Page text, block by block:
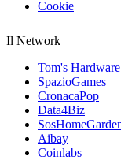
Cookie
Il Network
Tom's Hardware
SpazioGames
CronacaPop
Data4Biz
Aibay
Coinlabs